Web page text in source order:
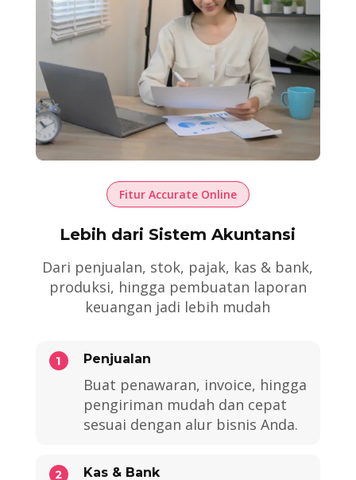
Fitur Accurate Online
Lebih dari Sistem Akuntansi
Dari penjualan, stok, pajak, kas & bank,
produksi, hingga pembuatan laporan
keuangan jadi lebih mudah
Penjualan
Buat penawaran, invoice, hingga
pengiriman mudah dan cepat
sesuai dengan alur bisnis Anda.
Kas & Bank